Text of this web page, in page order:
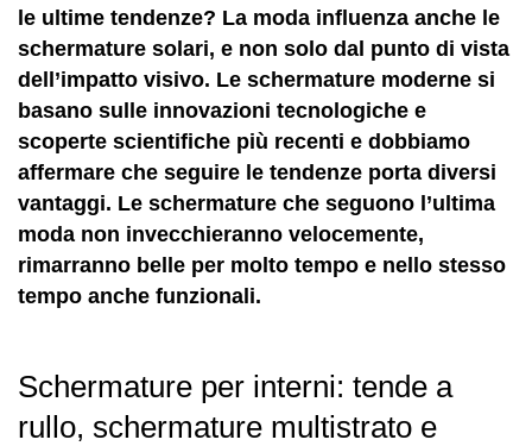
le ultime tendenze? La moda influenza anche le
schermature solari, e non solo dal punto di vista
dell’impatto visivo. Le schermature moderne si
basano sulle innovazioni tecnologiche e
scoperte scientifiche più recenti e dobbiamo
affermare che seguire le tendenze porta diversi
vantaggi. Le schermature che seguono l’ultima
moda non invecchieranno velocemente,
rimarranno belle per molto tempo e nello stesso
tempo anche funzionali.
Schermature per interni: tende a
rullo, schermature multistrato e